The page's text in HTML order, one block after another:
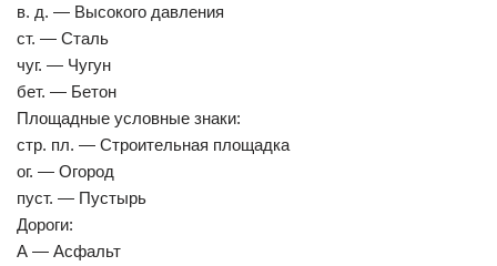
в. д. — Высокого давления
ст. — Сталь
чуг. — Чугун
бет. — Бетон
Площадные условные знаки:
стр. пл. — Строительная площадка
ог. — Огород
пуст. — Пустырь
Дороги:
А — Асфальт